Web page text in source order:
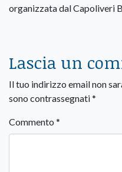
organizzata dal Capoliveri
Lascia un
Il tuo indirizzo email non
sono contrassegnati*
Commento *